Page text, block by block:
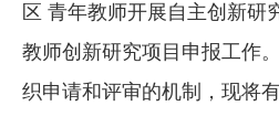
区 青年教师开展自主创新研
教师创新研究项目申报工作
织申请和评审的机制，现将